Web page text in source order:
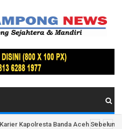
Kapolresta Banda Aceh Sebelum